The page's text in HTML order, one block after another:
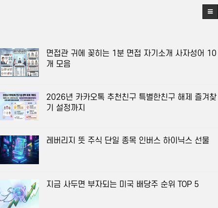
면접관 귀에 꽂히는 1분 면접 자기소개 사자성어 10
개 모음
2026년 카카오톡 추천친구 특별한친구 해제 즐겨찾
기 설정까지
레버리지 뜻 주식 단일 종목 인버스 하이닉스 선물
지금 사두면 부자되는 미국 배당주 순위 TOP 5